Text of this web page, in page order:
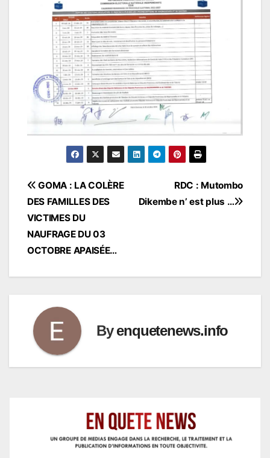
Navigation
de
l’article
RDC : Mutombo
Dikembe n’ est plus …
GOMA : LA COLÈRE
DES FAMILLES DES
VICTIMES DU
NAUFRAGE DU 03
OCTOBRE APAISÉE…
Byenquetenews.info